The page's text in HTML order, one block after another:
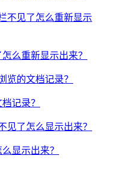
么重新显示出来？
记录？
显示出来？